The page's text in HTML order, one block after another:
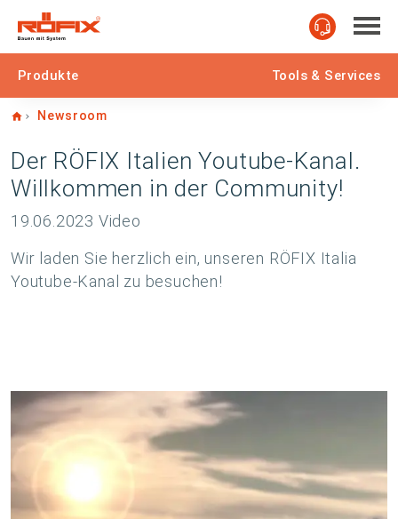
Produkte Tools & Services
Home
Newsroom
Der RÖFIX Italien Youtube-Kanal.
Willkommen in der Community!
19.06.2023 Video
Wir laden Sie herzlich ein, unseren RÖFIX Italia
Youtube-Kanal zu besuchen!